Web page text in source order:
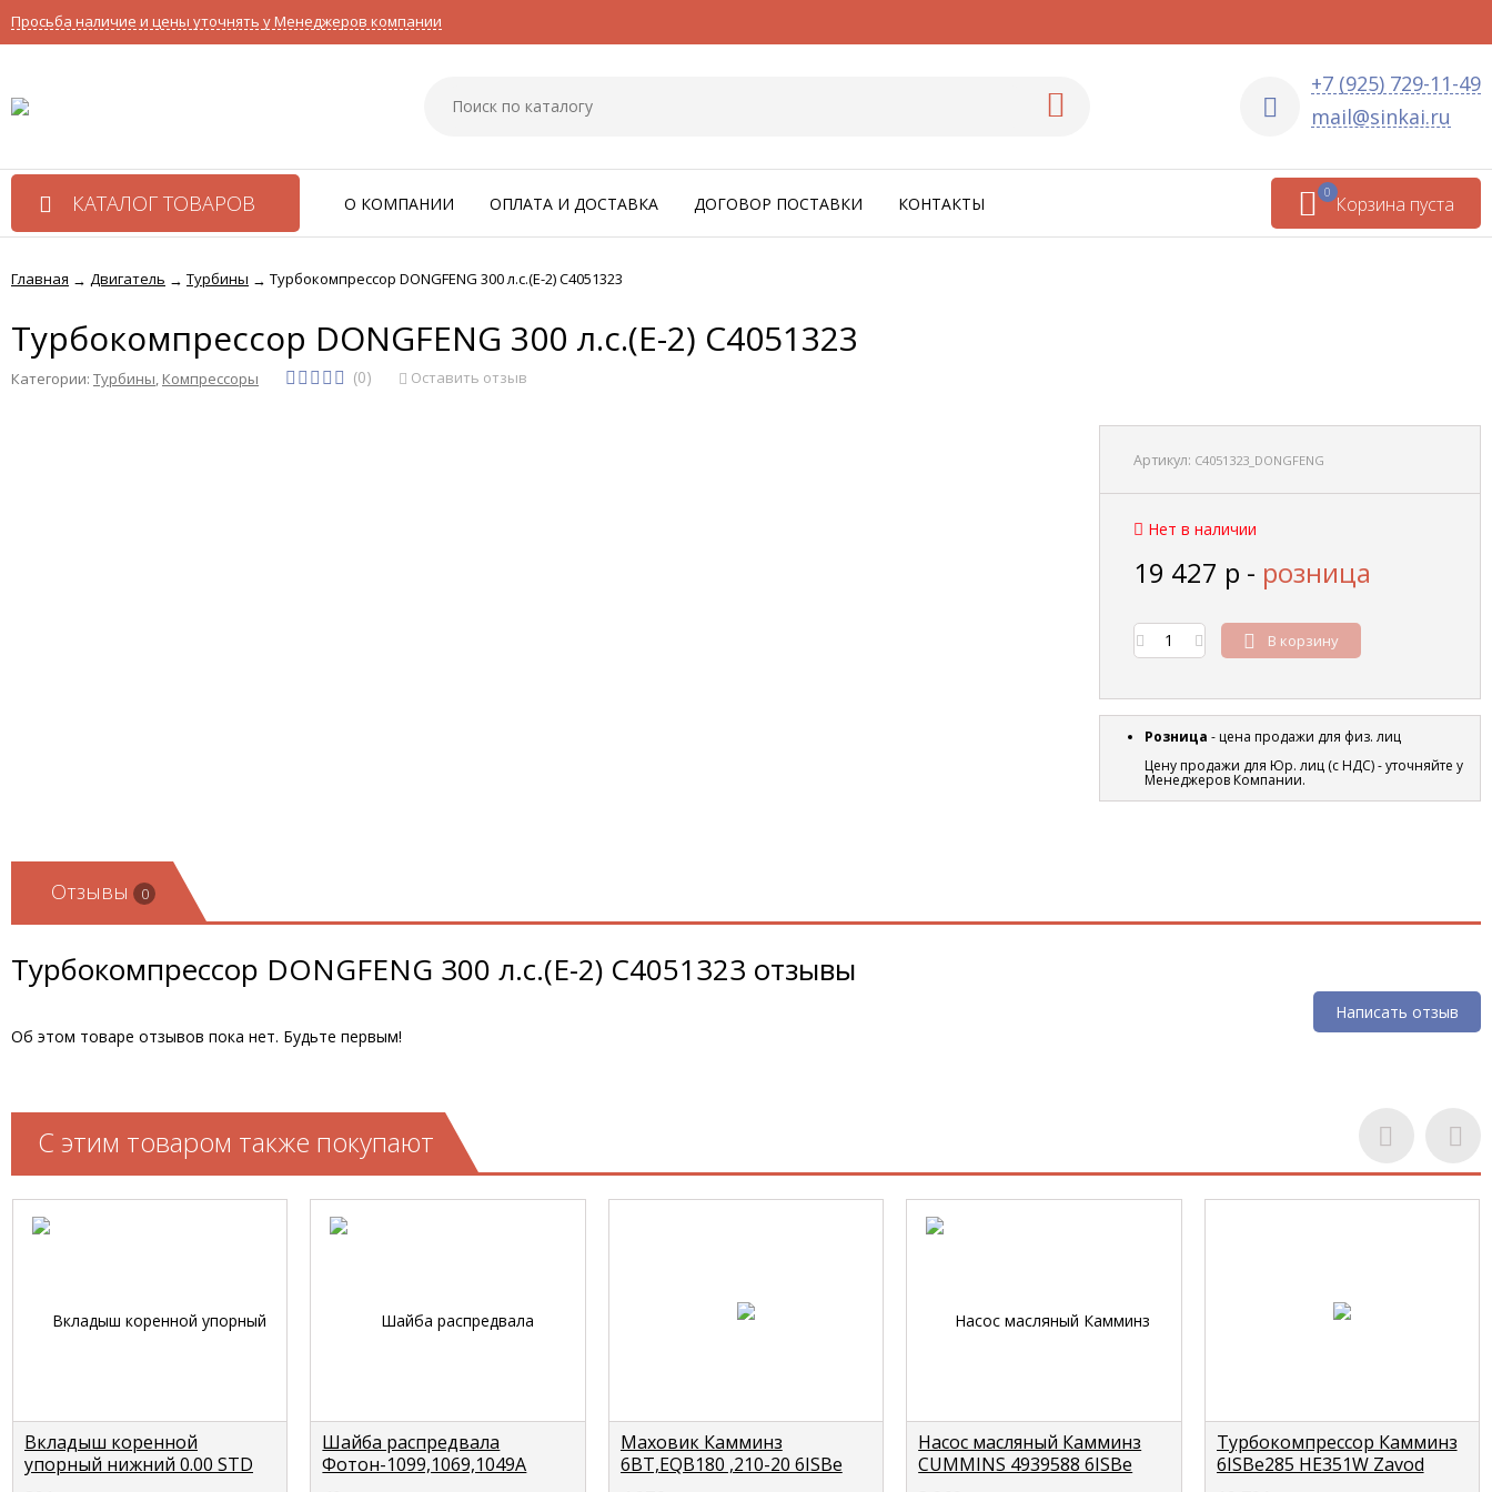
Просьба наличие и цены уточнять у Менеджеров компании
+7 (925) 729-11-49
mail@sinkai.ru
КАТАЛОГ ТОВАРОВ Корзина пуста
0
О КОМПАНИИ ОПЛАТА И ДОСТАВКА ДОГОВОР ПОСТАВКИ КОНТАКТЫ
Главная → Двигатель → Турбины → Турбокомпрессор DONGFENG 300 л.с.(Е-2) C4051323
Турбокомпрессор DONGFENG 300 л.с.(Е-2) C4051323
Категории: Турбины Компрессоры (0) Оставить отзыв
Артикул: C4051323_DONGFENG
Нет в наличии
19 427 р - розница
В корзину
Розница - цена продажи для физ. лиц
Цену продажи для Юр. лиц (с НДС) - уточняйте у
Менеджеров Компании.
Отзывы 0
Турбокомпрессор DONGFENG 300 л.с.(Е-2) C4051323 отзывы
Написать отзыв
Об этом товаре отзывов пока нет. Будьте первым!
С этим товаром также покупают
Вкладыш коренной
упорный нижний 0.00 STD
(1шт.) Cummins ISF 3,8/ISBE
Шайба распредвала
Фотон-1099,1069,1049А
FOTON Т33153121
Маховик Камминз
6BT,EQB180 ,210-20 6ISBe
(С+) (173зуб под сцепление
Насос масляный Камминз
CUMMINS 4939588 6ISBe
3971544/4897481/5291050
Турбокомпрессор Камминз
6ISBe285 HE351W Zavod
6ISDe (4043980/4033409)